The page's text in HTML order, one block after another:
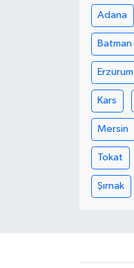
Adana
Batman
Erzurum
Kars
Mersin
Tokat
Şırnak
HABERDE İNSAN